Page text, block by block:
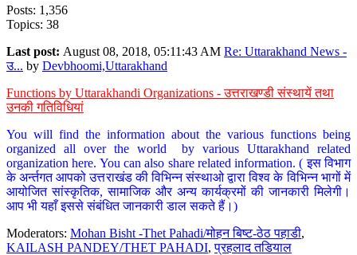
Posts: 1,356
Topics: 38
Last post: August 08, 2018, 05:11:43 AM Re: Uttarakhand News -
उ... by Devbhoomi,Uttarakhand
Functions by Uttarakhandi Organizations - उत्तराखण्डी संस्थायें तथा
उनकी गतिविधियां
You will find the information about the various functions being
organized all over the world by various Uttarakhand related
organization here. You can also share related information. ( इस विभाग
के अर्न्तगत आपको उत्तराखंड की विभिन्न संस्थाओ द्वारा विश्व के विभिन्न भागों में
आयोजित सांस्कृतिक, सामाजिक और अन्य कार्यक्रमों की जानकारी मिलेगी।
आप भी यहाँ इससे संबंधित जानकारी डाल सकते हैं।)
Moderators: Mohan Bisht -Thet Pahadi/मोहन बिष्ट-ठेठ पहाडी,
KAILASH PANDEY/THET PAHADI,प्रहलाद तडियाल